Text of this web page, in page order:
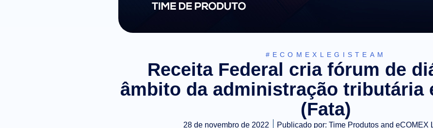
#ECOMEXLEGISTEAM
Receita Federal cria fórum de
âmbito da administração tributária
(Fata)
28 de novembro de 2022 Publicado por: Time Produtos and eCOMEX